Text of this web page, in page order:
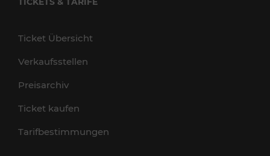
Ticket Übersicht
Verkaufsstellen
Preisarchiv
Ticket kaufen
Tarifbestimmungen